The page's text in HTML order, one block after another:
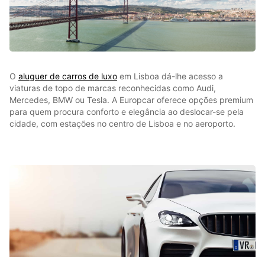
O aluguer de carros de luxo em Lisboa dá-lhe acesso a
viaturas de topo de marcas reconhecidas como Audi,
Mercedes, BMW ou Tesla. A Europcar oferece opções premium
para quem procura conforto e elegância ao deslocar-se pela
cidade, com estações no centro de Lisboa e no aeroporto.